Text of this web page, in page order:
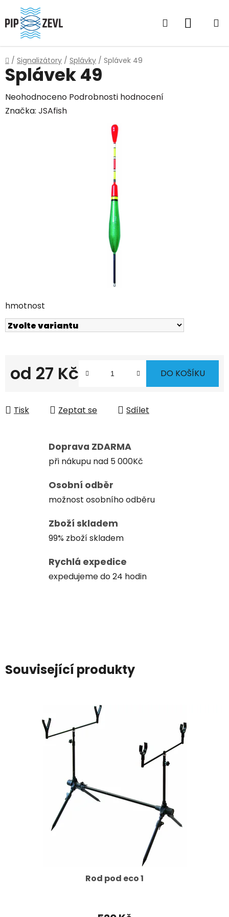
Přejít
na
obsah
Hledat
Domů
/ Signalizátory / Splávky / Splávek 49
hmotnost
od 27 Kč DO KOŠÍKU
Tisk Zeptat se Sdílet
Splávek 49
Průměrné
hodnocení
Neohodnoceno Podrobnosti hodnocení
Značka: JSAfish
Doprava ZDARMA
při nákupu nad 5 000Kč
Osobní odběr
možnost osobního odběru
Zboží skladem
99% zboží skladem
Rychlá expedice
expedujeme do 24 hodin
Související produkty
Rod pod eco 1